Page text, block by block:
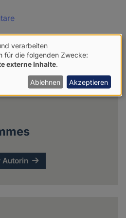
Autorin
verarbeiten
für die folgenden Zwecke:
externe Inhalte.
Ablehnen Akzeptieren